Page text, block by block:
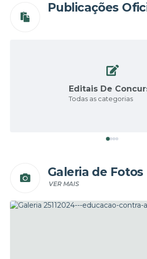
Publicações
Editais De
Todas as categorias
Galeria de Fotos
VER MAIS